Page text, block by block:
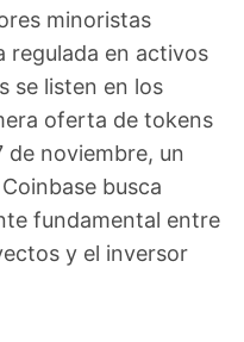
minoristas
regulada en activos
se listen en los
oferta de tokens
de noviembre, un
busca
fundamental entre
y el inversor